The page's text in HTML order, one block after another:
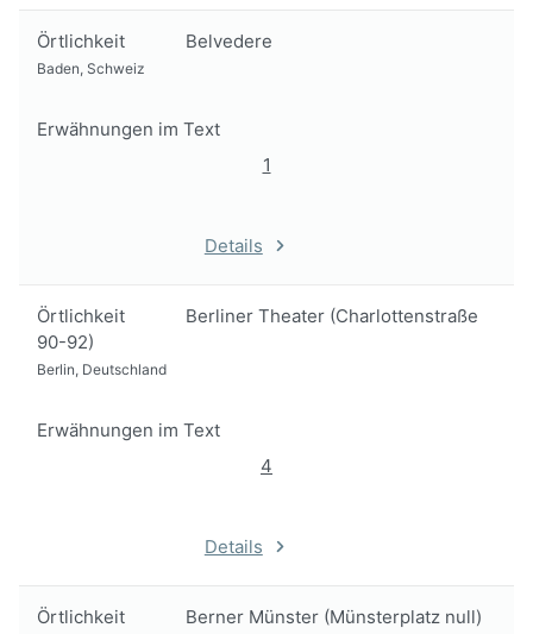
Örtlichkeit Belvedere
Baden, Schweiz
Erwähnungen im Text
1
Details
Örtlichkeit
Berliner Theater (Charlottenstraße
90-92)
Berlin, Deutschland
Erwähnungen im Text
4
Details
Örtlichkeit Berner Münster (Münsterplatz null)